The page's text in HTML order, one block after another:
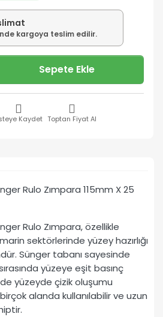
kargoya teslim edilir.
Sepete Ekle
Kaydet Toptan Fiyat Al
Rulo Zımpara 115mm X 25
Rulo Zımpara, özellikle
sektörlerinde yüzey hazırlığı
Sünger tabanı sayesinde
yüzeye eşit basınç
yüzeyde çizik oluşumu
alanda kullanılabilir ve uzun